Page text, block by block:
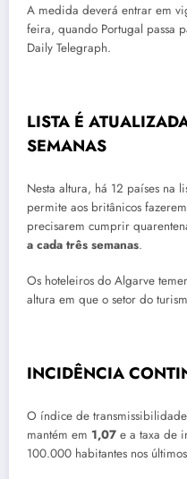
A medida deverá entrar em
feira, quando Portugal passa
Daily Telegraph.
LISTA É
SEMANAS
Nesta altura, há 12 países na
permite aos britânicos
precisarem cumprir
a cada três semanas.
Os hoteleiros do Algarve
altura em que o setor do
INCIDÊNCIA
O índice de
mantém em 1,07 e a taxa de
100.000 habitantes nos